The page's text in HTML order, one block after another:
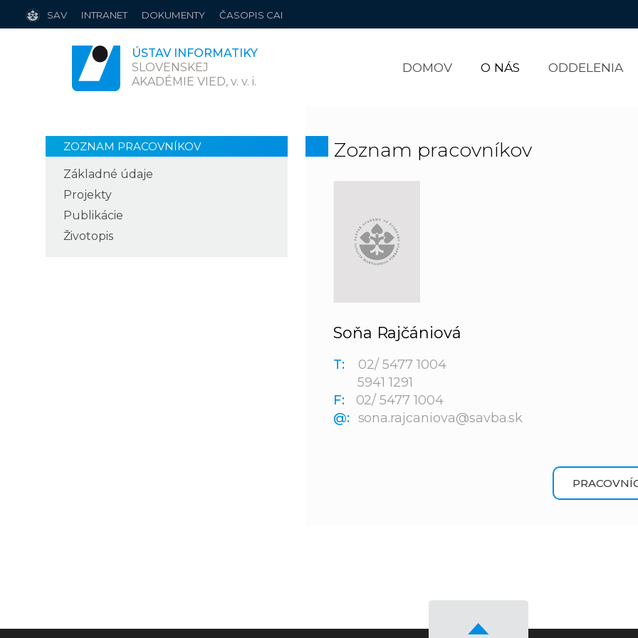
ÚSTAV INFORMATIKY
SLOVENSKEJ
AKADÉMIE VIED, v. v. i.
DOMOV O NÁS ODDELENIA
SAV INTRANET DOKUMENTY ČASOPIS CAI
ZOZNAM PRACOVNÍKOV
Základné údaje
Projekty
Publikácie
Životopis
Zoznam pracovníkov
Soňa Rajčániová
T:
02/ 5477 1004
5941 1291
F:
02/ 5477 1004
@: sona.rajcaniova@savba.sk